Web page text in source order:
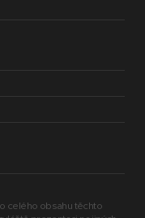
celého obsahu těchto